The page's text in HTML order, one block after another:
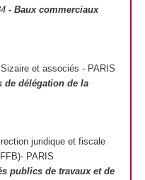
- Baux commerciaux
et associés - PARIS
de délégation de la
juridique et fiscale
PARIS
publics de travaux et de